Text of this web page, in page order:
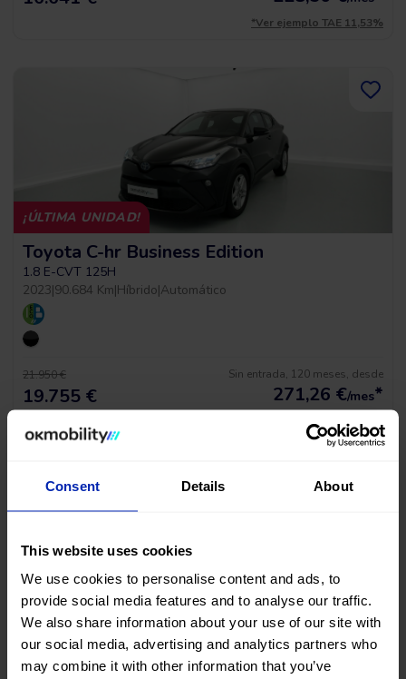
Consent Details About
This website uses cookies
We use cookies to personalise content and ads, to
provide social media features and to analyse our traffic.
We also share information about your use of our site with
our social media, advertising and analytics partners who
may combine it with other information that you’ve
*Ver ejemplo TAE 11,53%
¡ÚLTIMA UNIDAD!
Toyota C-hr Business Edition
1.8 E-CVT 125H
2023|90.684 Km|Híbrido|Automático
21.950 €
19.755 €
Sin entrada, 120 meses, desde
271,26 €/mes*
*Ver ejemplo TAE 11,53%
Tesla Model Y Long Range Awd
MOTOR DUAL AWD 510